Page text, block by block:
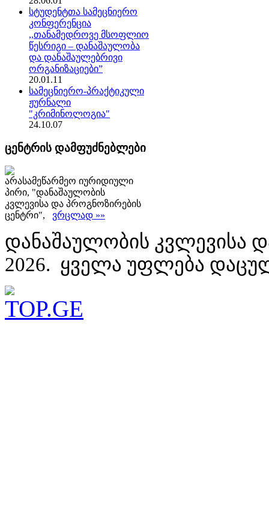
სტუდენტთა სამეცნიერო
კონფერენცია
,,თანამედროვე მსოფლიო
წესრიგი – დანაშაულობა
და დანაშაულებრივი
ორგანიზაციები”
20.01.11
სამეცნიერო-პრაქტიკული
ჟურნალი
"კრიმინოლოგია"
24.10.07
ცენტრის დამფუძნებლები
არასამეწარმეო იურიდიული
პირი, "დანაშაულობის
კვლევისა და პროგნოზირების
ცენტრი", ვრცლად »»
დანაშაულობის კვლევისა
2026. ყველა უფლება